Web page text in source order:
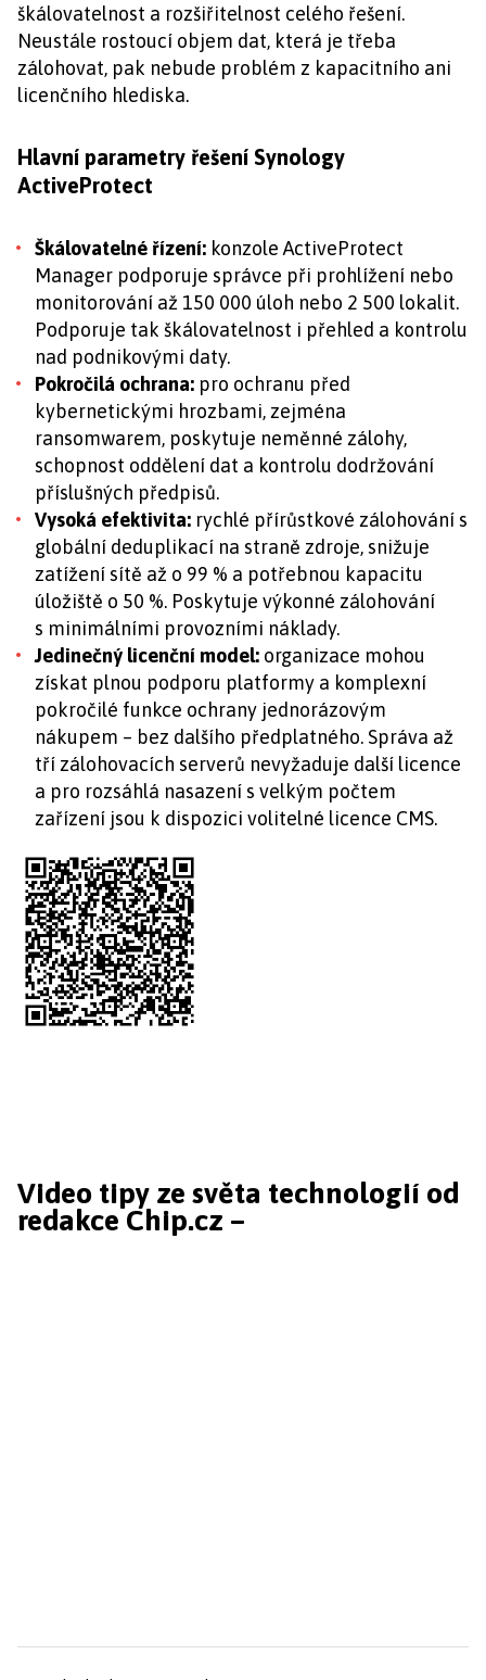
škálovatelnost a rozšiřitelnost celého řešení.
Neustále rostoucí objem dat, která je třeba
zálohovat, pak nebude problém z kapacitního ani
licenčního hlediska.
Hlavní parametry řešení Synology
ActiveProtect
Škálovatelné řízení: konzole ActiveProtect
Manager podporuje správce při prohlížení nebo
monitorování až 150 000 úloh nebo 2 500 lokalit.
Podporuje tak škálovatelnost i přehled a kontrolu
nad podnikovými daty.
Pokročilá ochrana: pro ochranu před
kybernetickými hrozbami, zejména
ransomwarem, poskytuje neměnné zálohy,
schopnost oddělení dat a kontrolu dodržování
příslušných předpisů.
Vysoká efektivita: rychlé přírůstkové zálohování s
globální deduplikací na straně zdroje, snižuje
zatížení sítě až o 99 % a potřebnou kapacitu
úložiště o 50 %. Poskytuje výkonné zálohování
s minimálními provozními náklady.
Jedinečný licenční model: organizace mohou
získat plnou podporu platformy a komplexní
pokročilé funkce ochrany jednorázovým
nákupem – bez dalšího předplatného. Správa až
tří zálohovacích serverů nevyžaduje další licence
a pro rozsáhlá nasazení s velkým počtem
zařízení jsou k dispozici volitelné licence CMS.
Video tipy ze světa technologií od
redakce Chip.cz –